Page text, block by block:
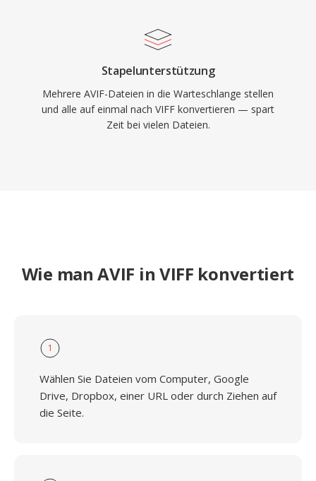
Stapelunterstützung
Mehrere AVIF-Dateien in die Warteschlange stellen
und alle auf einmal nach VIFF konvertieren — spart
Zeit bei vielen Dateien.
Wie man AVIF in VIFF konvertiert
1
Wählen Sie Dateien vom Computer, Google
Drive, Dropbox, einer URL oder durch Ziehen auf
die Seite.